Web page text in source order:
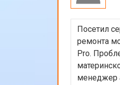
Посетил
ремонта
Pro.
менеджер